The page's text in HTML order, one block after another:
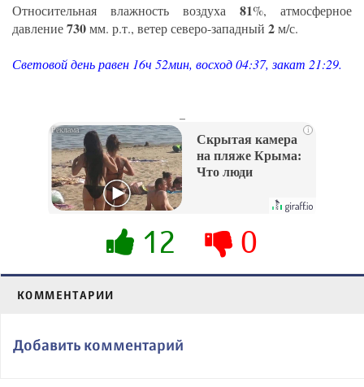
Относительная влажность воздуха 81%, атмосферное
давление730мм. р.т., ветер северо-западный 2м/с.
Световой день равен 16ч 52мин, восход 04:37, закат 21:29.
i
Скрытая камера
на пляже Крыма:
Что люди
их не видят...
12 0
КОММЕНТАРИИ
Добавить комментарий